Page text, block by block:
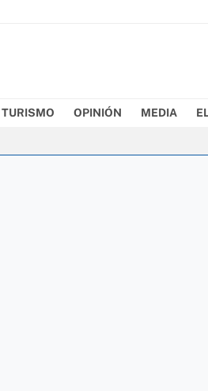
TURISMO OPINIÓN MEDIA